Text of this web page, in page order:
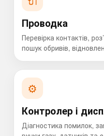
Проводка
Перевірка контактів,
пошук обривів,
⚙️
Контролер і
Діагностика помилок,